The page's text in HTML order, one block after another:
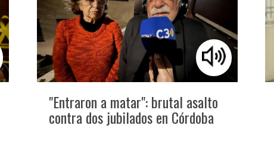
"Entraron a matar": brutal asalto
contra dos jubilados en Córdoba